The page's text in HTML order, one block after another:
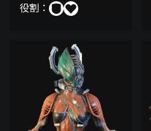
役割：